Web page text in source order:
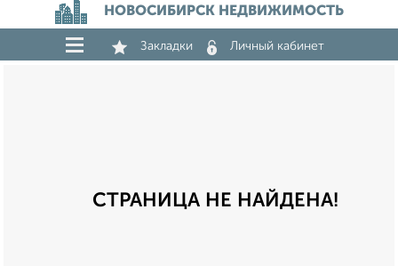
НОВОСИБИРСК НЕДВИЖИМОСТЬ
Закладки Личный кабинет
СТРАНИЦА НЕ НАЙДЕНА!